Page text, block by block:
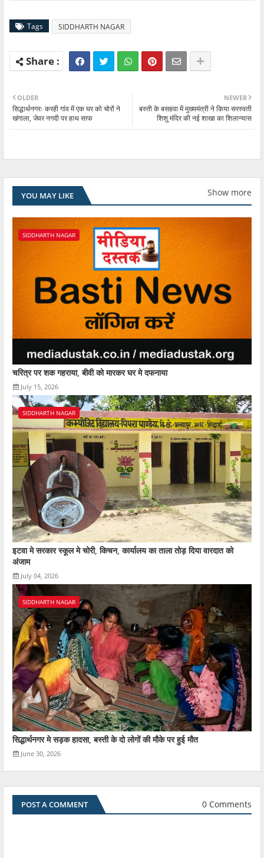
Tags SIDDHARTH NAGAR
NEWER
बस्ती के बसहवा में मुख्यमंत्री ने किया सरस्वती
शिशु मंदिर की नई शाखा का शिलान्यास
OLDER
सिद्धार्थनगरः करही गांव में एक घर को चोरों ने
खंगाला, जेवर नगदी पर हाथ साफ
YOU MAY LIKE Show more
SIDDHARTH NAGAR
चरित्र पर शक गहराया, बीवी को मारकर घर मे दफनाया
July 15, 2026
SIDDHARTH NAGAR
इटवा मे सरकार स्कूल मे चोरी, किचन, कार्यालय का ताला तोड़ दिया वारदात को
अंजाम
July 04, 2026
SIDDHARTH NAGAR
सिद्धार्थनगर मे सड़क हादसा, बस्ती के दो लोगों की मौके पर हुई मौत
June 30, 2026
POST A COMMENT 0 Comments